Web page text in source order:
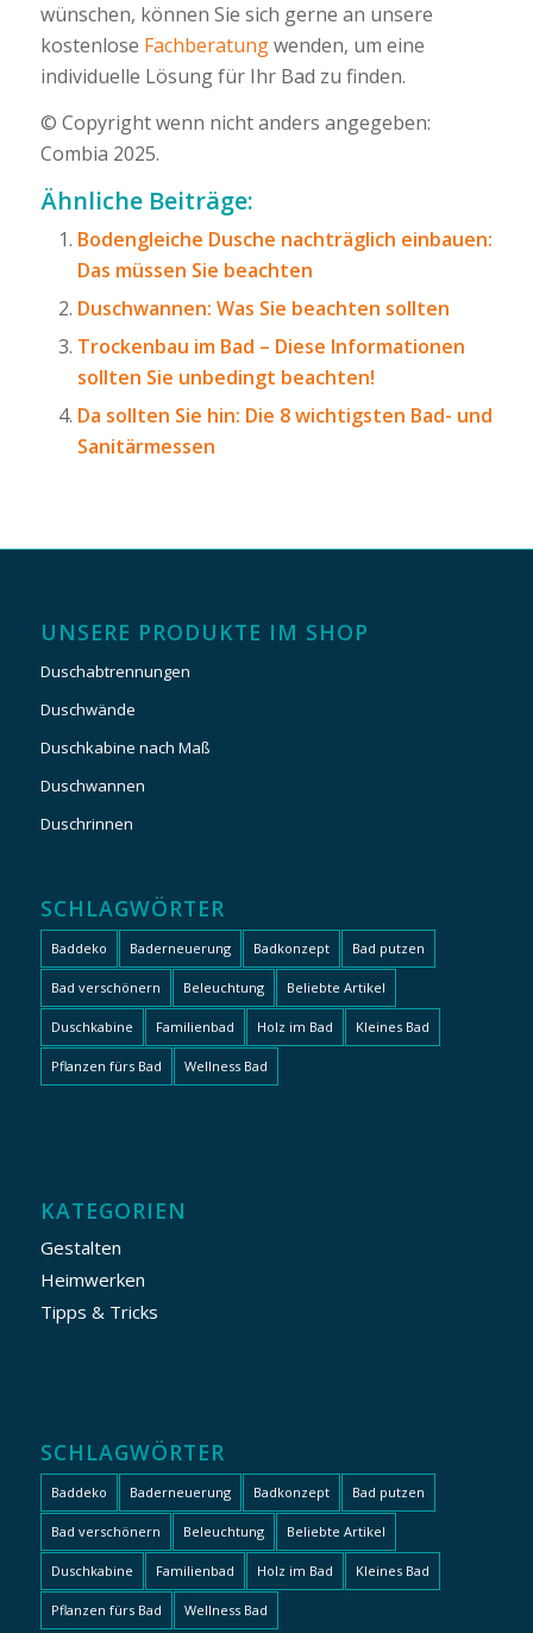
wünschen, können Sie sich gerne an unsere
kostenlose Fachberatungwenden, um eine
individuelle Lösung für Ihr Bad zu finden.
© Copyright wenn nicht anders angegeben:
Combia 2025.
Ähnliche Beiträge:
Bodengleiche Dusche nachträglich einbauen:
Das müssen Sie beachten
Duschwannen: Was Sie beachten sollten
Trockenbau im Bad – Diese Informationen
sollten Sie unbedingt beachten!
Da sollten Sie hin: Die 8 wichtigsten Bad- und
Sanitärmessen
UNSERE PRODUKTE IM SHOP
Duschabtrennungen
Duschwände
Duschkabine nach Maß
Duschwannen
Duschrinnen
SCHLAGWÖRTER
Baddeko Baderneuerung Badkonzept Bad putzen
Bad verschönern Beleuchtung Beliebte Artikel
Duschkabine Familienbad Holz im Bad Kleines Bad
Pflanzen fürs Bad Wellness Bad
KATEGORIEN
Gestalten
Heimwerken
Tipps & Tricks
SCHLAGWÖRTER
Baddeko Baderneuerung Badkonzept Bad putzen
Bad verschönern Beleuchtung Beliebte Artikel
Duschkabine Familienbad Holz im Bad Kleines Bad
Pflanzen fürs Bad Wellness Bad